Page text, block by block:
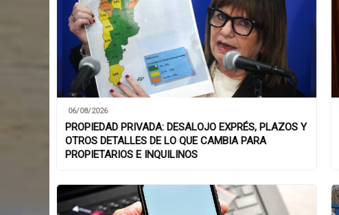
06/08/2026
PROPIEDAD PRIVADA: DESALOJO EXPRÉS, PLAZOS Y
OTROS DETALLES DE LO QUE CAMBIA PARA
PROPIETARIOS E INQUILINOS